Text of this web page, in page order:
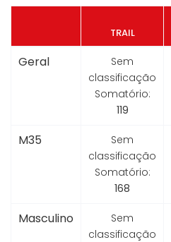
TRAIL
Geral
Sem
classificação
Somatório:
119
M35
Sem
classificação
Somatório:
168
Masculino
Sem
classificação